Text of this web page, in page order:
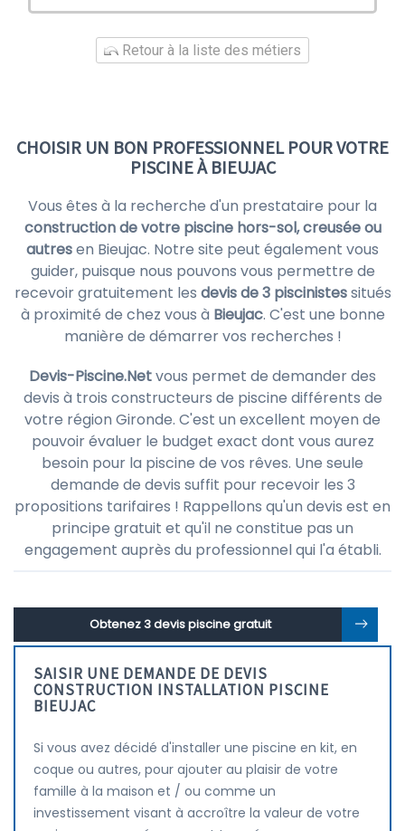
Retour à la liste des métiers
CHOISIR UN BON PROFESSIONNEL POUR VOTRE
PISCINE À BIEUJAC
Vous êtes à la recherche d'un prestataire pour la
construction de votre piscine hors-sol, creusée ou
autresen Bieujac. Notre site peut également vous
guider, puisque nous pouvons vous permettre de
recevoir gratuitement les devis de 3 piscinistessitués
à proximité de chez vous à Bieujac. C'est une bonne
manière de démarrer vos recherches !
Devis-Piscine.Netvous permet de demander des
devis à trois constructeurs de piscine différents de
votre région Gironde. C'est un excellent moyen de
pouvoir évaluer le budget exact dont vous aurez
besoin pour la piscine de vos rêves. Une seule
demande de devis suffit pour recevoir les 3
propositions tarifaires ! Rappellons qu'un devis est en
principe gratuit et qu'il ne constitue pas un
engagement auprès du professionnel qui l'a établi.
Obtenez 3 devis piscine gratuit
SAISIR UNE DEMANDE DE DEVIS
CONSTRUCTION INSTALLATION PISCINE
BIEUJAC
Si vous avez décidé d'installer une piscine en kit, en
coque ou autres, pour ajouter au plaisir de votre
famille à la maison et / ou comme un
investissement visant à accroître la valeur de votre